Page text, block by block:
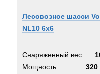
Лесовозное шасси
NL10 6x6
Снаряженный вес:
Мощность:
320